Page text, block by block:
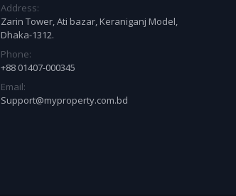
Address:
Zarin Tower, Ati bazar, Keraniganj Model,
Dhaka-1312.
Phone:
+88 01407-000345
Email:
Support@myproperty.com.bd